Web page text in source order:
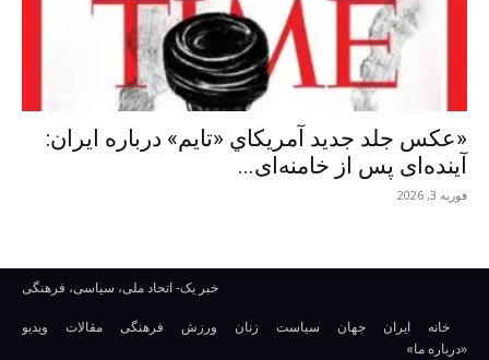
«عکس جلد جدید آمریکاي «تایم» درباره ایران:
آینده‌ای پس از خامنه‌ای...
فوریه 3, 2026
خبر یک- اتحاد ملی، سیاسی، فرهنگی
خانه ایران جهان سیاست زنان ورزش فرهنگی مقالات
ویدیو
«درباره ما»